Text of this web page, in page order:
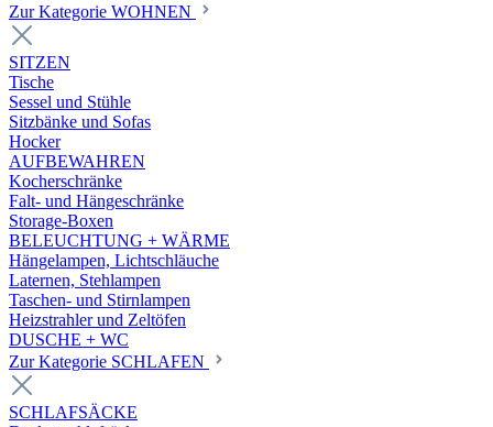
Zur Kategorie WOHNEN
SITZEN
Tische
Sessel und Stühle
Sitzbänke und Sofas
Hocker
AUFBEWAHREN
Kocherschränke
Falt- und Hängeschränke
Storage-Boxen
BELEUCHTUNG + WÄRME
Hängelampen, Lichtschläuche
Laternen, Stehlampen
Taschen- und Stirnlampen
Heizstrahler und Zeltöfen
DUSCHE + WC
Zur Kategorie SCHLAFEN
SCHLAFSÄCKE